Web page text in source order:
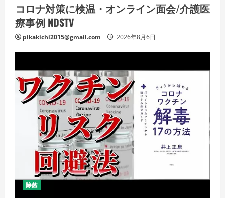
コロナ対策に検温・オンライン面会/介護医
療事例 NDSTV
pikakichi2015@gmail.com 2026年8月6日
除菌